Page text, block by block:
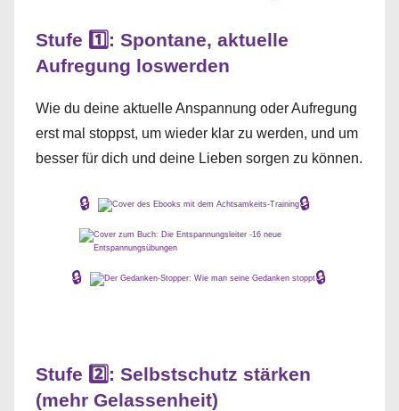
Stufe 1️⃣: Spontane, aktuelle
Aufregung loswerden
Wie du deine aktuelle Anspannung oder Aufregung
erst mal stoppst, um wieder klar zu werden, und um
besser für dich und deine Lieben sorgen zu können.
🔒 🔒
🔒 🔒
Stufe 2️⃣: Selbstschutz stärken
(mehr Gelassenheit)